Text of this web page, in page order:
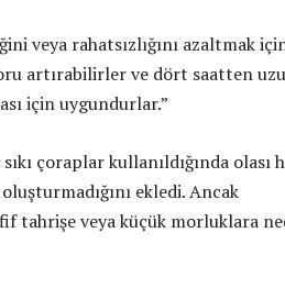
veya rahatsızlığını azaltmak
artırabilirler ve dört saatten
için uygundurlar.”
çoraplar kullanıldığında olası
ekledi. Ancak
tahrişe veya küçük morluklara